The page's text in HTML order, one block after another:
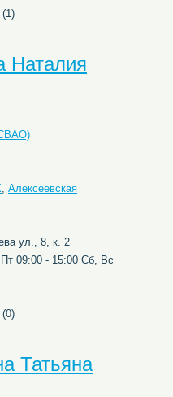
(1)
Наталия
, Алексеевская
ул., 8, к. 2
09:00 - 15:00 Сб, Вс
(0)
Татьяна